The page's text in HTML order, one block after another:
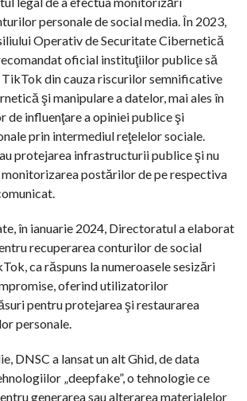
personale de social media. În 2023,
Operativ de Securitate Cibernetică
oficial instituţiilor publice să
din cauza riscurilor semnificative
şi manipulare a datelor, mai ales în
de influenţare a opiniei publice şi
prin intermediul reţelelor sociale.
protejarea infrastructurii publice şi nu
postărilor de pe respectiva
în ianuarie 2024, Directoratul a elaborat
recuperarea conturilor de social
ca răspuns la numeroasele sesizări
oferind utilizatorilor
pentru protejarea şi restaurarea
personale.
DNSC a lansat un alt Ghid, de data
„deepfake”, o tehnologie ce
generarea sau alterarea materialelor